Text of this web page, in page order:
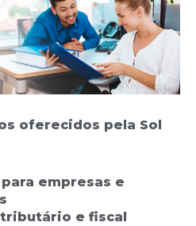
oferecidos pela Sol
empresas e
e fiscal